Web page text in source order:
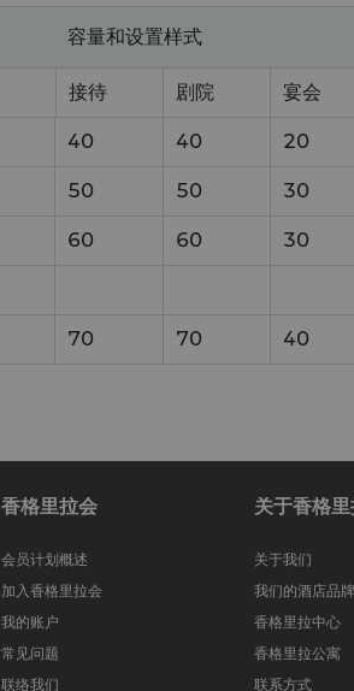
容量和设置样式
接待 剧院 宴会
40 40 20
50 50 30
60 60 30
70 70 40
香格里拉会
会员计划概述
加入香格里拉会
我的账户
常见问题
联络我们
关于香格里
关于我们
我们的酒店品牌
香格里拉中心
香格里拉公寓
联系方式